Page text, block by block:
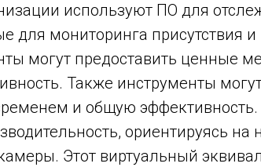
используют ПО для
для мониторинга присутствия
могут предоставить ценные
Также инструменты
и общую
ориентируясь
Этот виртуальный